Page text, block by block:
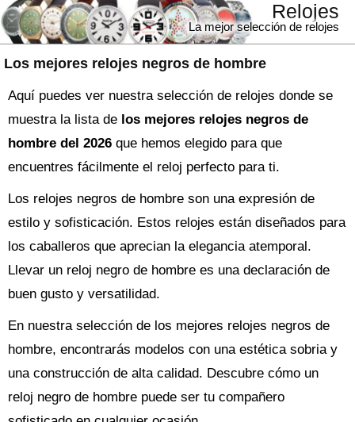
Los mejores relojes negros de hombre
Relojes
La mejor selección de relojes
Aquí puedes ver nuestra selección de relojes donde se
muestra la lista de los mejores relojes negros de
hombre del 2026 que hemos elegido para que
encuentres fácilmente el reloj perfecto para ti.
Los relojes negros de hombre son una expresión de
estilo y sofisticación. Estos relojes están diseñados para
los caballeros que aprecian la elegancia atemporal.
Llevar un reloj negro de hombre es una declaración de
buen gusto y versatilidad.
En nuestra selección de los mejores relojes negros de
hombre, encontrarás modelos con una estética sobria y
una construcción de alta calidad. Descubre cómo un
reloj negro de hombre puede ser tu compañero